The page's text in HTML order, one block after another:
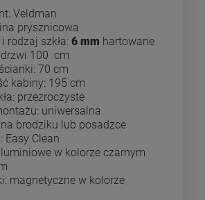
Veldman
prysznicowa
rodzaj szkła: 6 mm hartowane
100 cm
70 cm
kabiny: 195 cm
przezroczyste
uniwersalna
brodziku lub posadzce
Easy Clean
w kolorze czarnym
magnetyczne w kolorze